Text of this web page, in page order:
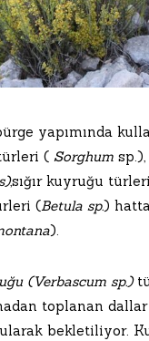
yapımında
( Sorghum
,sığır kuyruğu
(Betula sp.)
).
(Verbascum sp.)
toplanan
bekletiliyor.